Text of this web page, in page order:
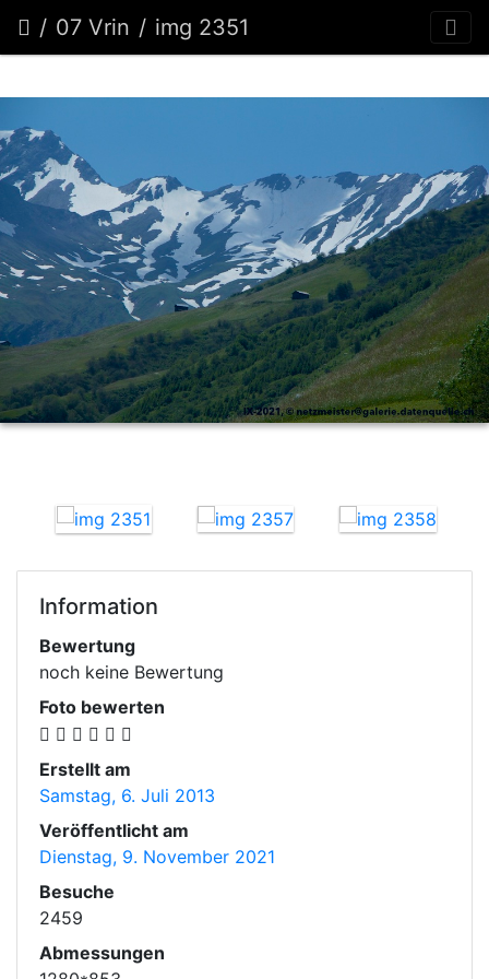
07 Vrin img 2351
Information
Bewertung
noch keine Bewertung
Foto bewerten
Erstellt am
Samstag, 6. Juli 2013
Veröffentlicht am
Dienstag, 9. November 2021
Besuche
2459
Abmessungen